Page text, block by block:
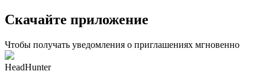
Скачайте приложение
Чтобы получать уведомления о приглашениях мгновенно
HeadHunter